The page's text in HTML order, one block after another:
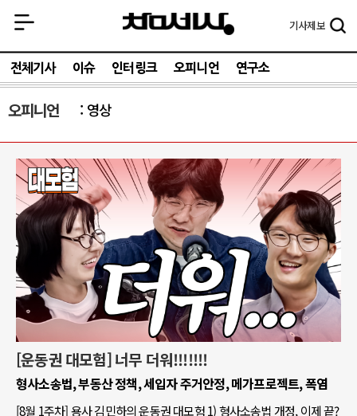
기사제보
전체기사 이슈 인터링크 오피니언 연구소
오피니언 영상
[운동권 대모험] 너무 더워!!!!!!!
형사소송법, 부동산 정책, 세입자 주거안정, 메가프로젝트, 폭염
[8월 1주차] 용사 김민하의 운동권 대모험 1) 형사소송법 개정, 이제 끝?